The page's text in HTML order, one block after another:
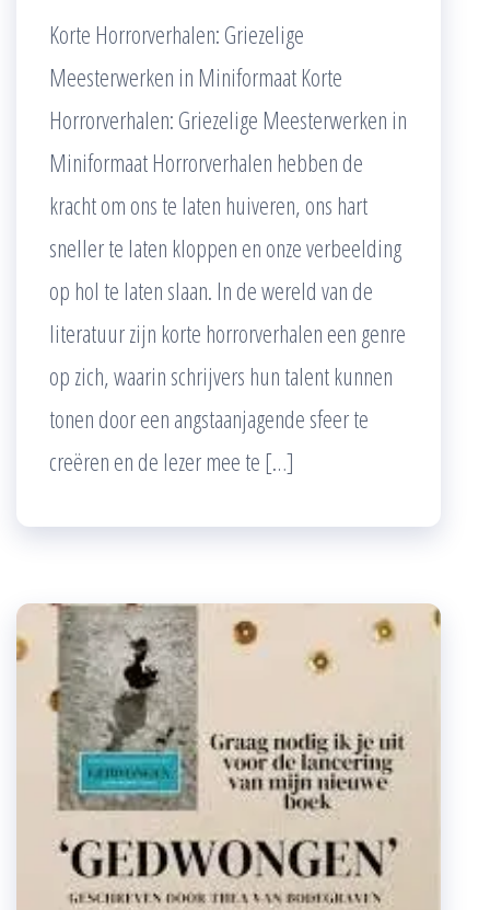
Korte Horrorverhalen: Griezelige
Meesterwerken in Miniformaat Korte
Horrorverhalen: Griezelige Meesterwerken in
Miniformaat Horrorverhalen hebben de
kracht om ons te laten huiveren, ons hart
sneller te laten kloppen en onze verbeelding
op hol te laten slaan. In de wereld van de
literatuur zijn korte horrorverhalen een genre
op zich, waarin schrijvers hun talent kunnen
tonen door een angstaanjagende sfeer te
creëren en de lezer mee te […]